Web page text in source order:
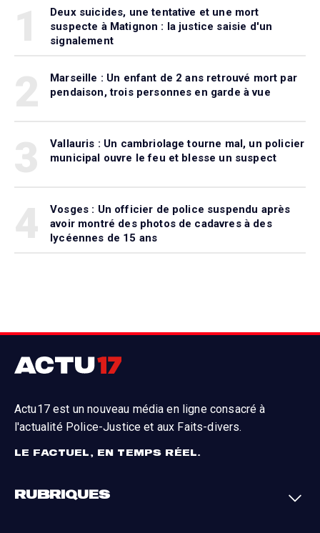
Deux suicides, une tentative et une mort
suspecte à Matignon : la justice saisie d'un
signalement
Marseille : Un enfant de 2 ans retrouvé mort par
pendaison, trois personnes en garde à vue
Vallauris : Un cambriolage tourne mal, un policier
municipal ouvre le feu et blesse un suspect
Vosges : Un officier de police suspendu après
avoir montré des photos de cadavres à des
lycéennes de 15 ans
Actu17 est un nouveau média en ligne consacré à
l'actualité Police-Justice et aux Faits-divers.
LE FACTUEL, EN TEMPS RÉEL.
RUBRIQUES